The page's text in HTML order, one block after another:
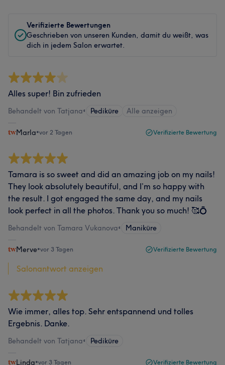
Verifizierte Bewertungen
Geschrieben von unseren Kunden, damit du weißt, was
dich in jedem Salon erwartet.
Alles super! Bin zufrieden
Behandelt von Tatjana• Pediküre Alle anzeigen
Marla•vor 2 Tagen Verifizierte Bewertung
Tamara is so sweet and did an amazing job on my nails!
They look absolutely beautiful, and I’m so happy with
the result. I got engaged the same day, and my nails
look perfect in all the photos. Thank you so much! 🥰💍
Behandelt von Tamara Vukanova• Maniküre
Merve•vor 3 Tagen Verifizierte Bewertung
Salonantwort anzeigen
Wie immer, alles top. Sehr entspannend und tolles
Ergebnis. Danke.
Behandelt von Tatjana• Pediküre
Linda•vor 3 Tagen Verifizierte Bewertung